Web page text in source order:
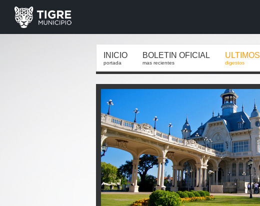
INICIO
portada
BOLETIN OFICIAL
mas recientes
ULTIMOS
digestos